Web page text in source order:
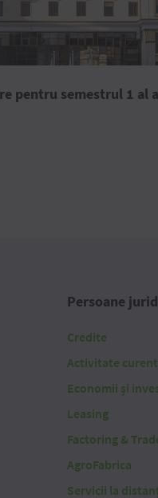
pentru semestrul 1 al
Persoane
Credite
Activitate
Economii și
Leasing
Factoring &
AgroFabrica
Servicii la